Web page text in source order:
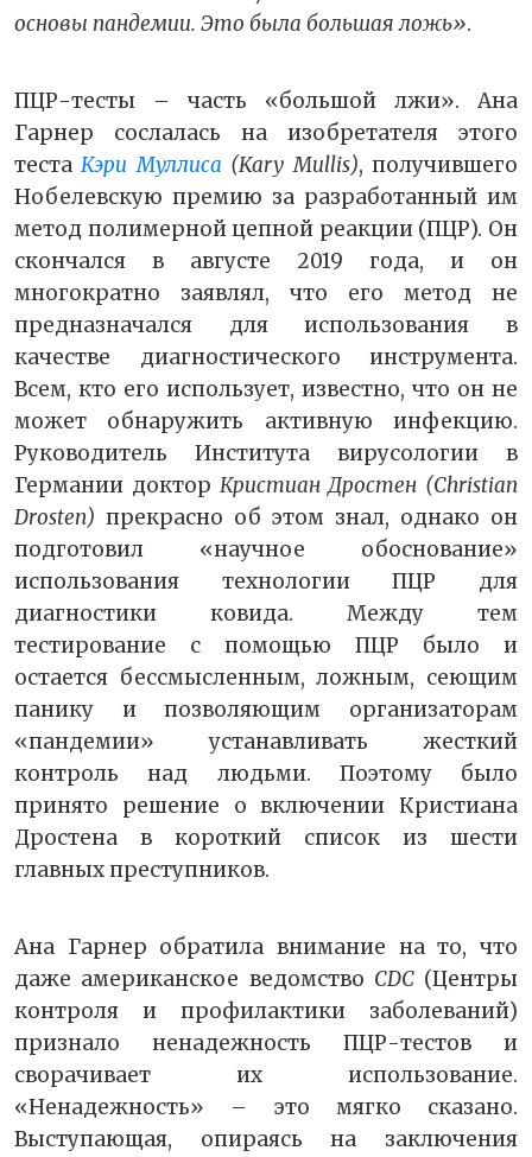
основы пандемии. Это была большая ложь».
ПЦР-тесты – часть «большой лжи». Ана
Гарнер сослалась на изобретателя этого
тестаКэри Муллиса (Kary Mullis), получившего
Нобелевскую премию за разработанный им
метод полимерной цепной реакции (ПЦР). Он
скончался в августе 2019 года, и он
многократно заявлял, что его метод не
предназначался для использования в
качестве диагностического инструмента.
Всем, кто его использует, известно, что он не
может обнаружить активную инфекцию.
Руководитель Института вирусологии в
Германии доктор Кристиан Дростен (Christian
Drosten) прекрасно об этом знал, однако он
подготовил «научное обоснование»
использования технологии ПЦР для
диагностики ковида. Между тем
тестирование с помощью ПЦР было и
остается бессмысленным, ложным, сеющим
панику и позволяющим организаторам
«пандемии» устанавливать жесткий
контроль над людьми. Поэтому было
принято решение о включении Кристиана
Дростена в короткий список из шести
главных преступников.
Ана Гарнер обратила внимание на то, что
даже американское ведомство CDC(Центры
контроля и профилактики заболеваний)
признало ненадежность ПЦР-тестов и
сворачивает их использование.
«Ненадежность» – это мягко сказано.
Выступающая, опираясь на заключения